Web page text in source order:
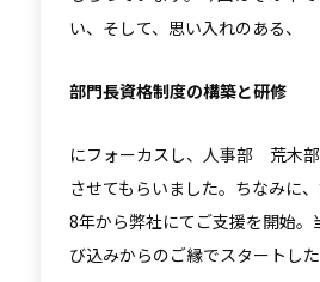
い、そして、思い入れのある、
部門長資格制度の構築と研修
にフォーカスし、人事部 荒木
させてもらいました。ちなみに
8年から弊社にてご支援を開始
び込みからのご縁でスタートした